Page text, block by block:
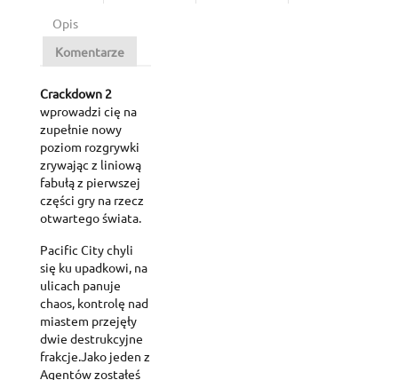
Opis
Komentarze
Crackdown 2
wprowadzi cię na
zupełnie nowy
poziom rozgrywki
zrywając z liniową
fabułą z pierwszej
części gry na rzecz
otwartego świata.
Pacific City chyli
się ku upadkowi, na
ulicach panuje
chaos, kontrolę nad
miastem przejęły
dwie destrukcyjne
frakcje.Jako jeden z
Agentów zostałeś